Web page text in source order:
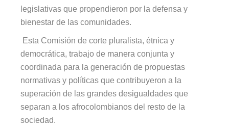
legislativas que propendieron por la defensa y
bienestar de las comunidades.
Esta Comisión de corte pluralista, étnica y
democrática, trabajo de manera conjunta y
coordinada para la generación de propuestas
normativas y políticas que contribuyeron a la
superación de las grandes desigualdades que
separan a los afrocolombianos del resto de la
sociedad.